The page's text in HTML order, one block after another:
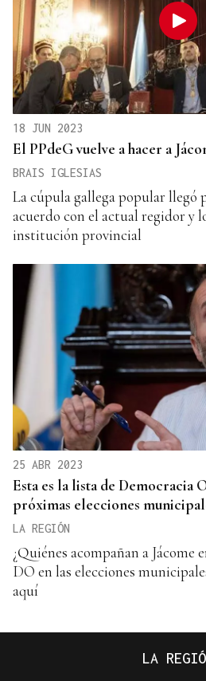
18 JUN 2023
El PPdeG vuelve a hacer a
BRAIS IGLESIAS
La cúpula gallega popular llegó
acuerdo con el actual regidor y
institución provincial
25 ABR 2023
Esta es la lista de Democracia
próximas elecciones
LA REGIÓN
¿Quiénes acompañan a Jácome
DO en las elecciones
aquí
LA